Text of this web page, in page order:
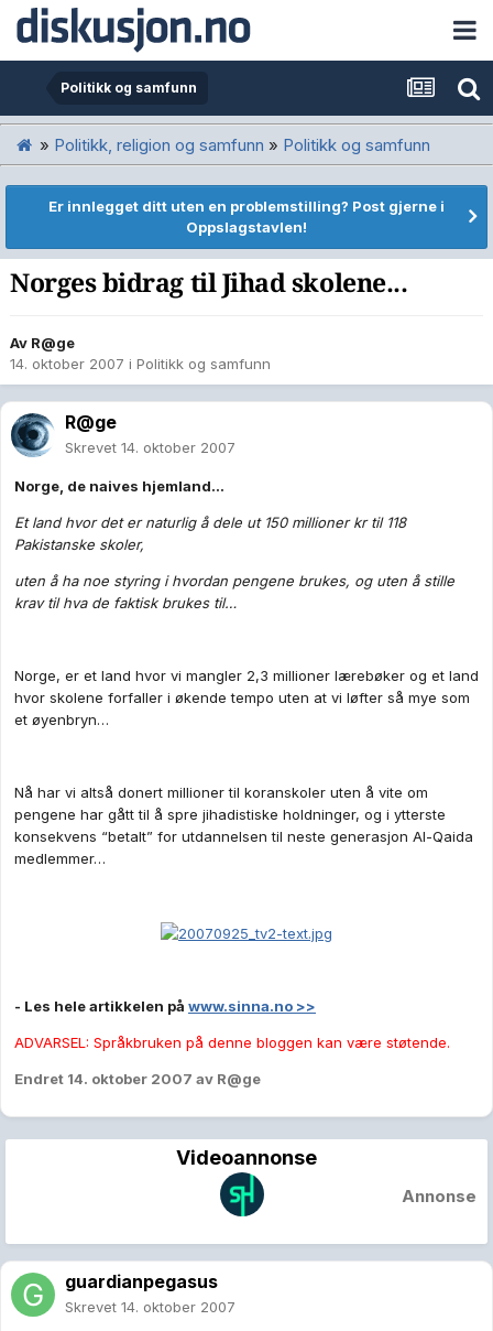
Politikk og samfunn
» Politikk, religion og samfunn » Politikk og samfunn
Er innlegget ditt uten en problemstilling? Post gjerne i
Oppslagstavlen!
Norges bidrag til Jihad skolene...
Av R@ge
14. oktober 2007 i Politikk og samfunn
R@ge
Skrevet 14. oktober 2007
Norge, de naives hjemland…
Et land hvor det er naturlig å dele ut 150 millioner kr til 118
Pakistanske skoler,
uten å ha noe styring i hvordan pengene brukes, og uten å stille
krav til hva de faktisk brukes til…
Norge, er et land hvor vi mangler 2,3 millioner lærebøker og et land
hvor skolene forfaller i økende tempo uten at vi løfter så mye som
et øyenbryn…
Nå har vi altså donert millioner til koranskoler uten å vite om
pengene har gått til å spre jihadistiske holdninger, og i ytterste
konsekvens “betalt” for utdannelsen til neste generasjon Al-Qaida
medlemmer…
- Les hele artikkelen på www.sinna.no >>
ADVARSEL: Språkbruken på denne bloggen kan være støtende.
Endret 14. oktober 2007 av R@ge
Videoannonse
Annonse
guardianpegasus
Skrevet 14. oktober 2007